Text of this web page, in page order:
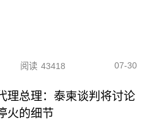
阅读 43418 07-30
理总理：泰柬谈判将讨论
火的细节